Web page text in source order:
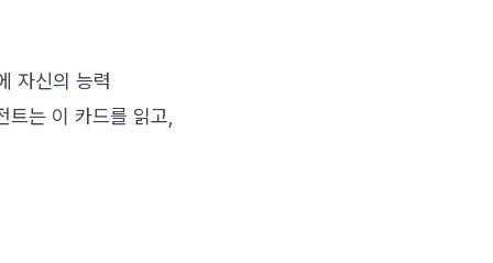
자신의 능력
는 이 카드를 읽고,